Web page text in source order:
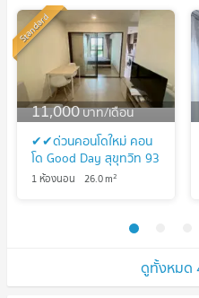
ดูทั้งหมด
11,000บาท/เดือน
Standard
✔✔ด่วนคอนโดใหม่ คอน
โด Good Day สุขุทวิท 93
คอนโดใหม่สุด มีว่างหลาย
1 ห้องนอน 26.0m2